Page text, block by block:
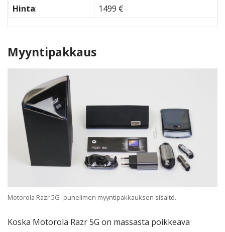
Hinta: 1499 €
Myyntipakkaus
Motorola Razr 5G -puhelimen myyntipakkauksen sisältö.
Koska Motorola Razr 5G on massasta poikkeava